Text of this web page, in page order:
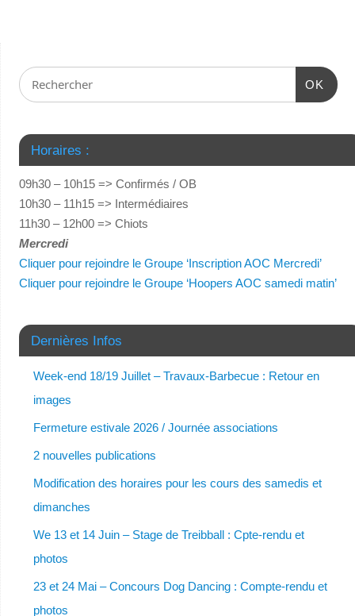
OK
Horaires :
09h30 – 10h15 => Confirmés / OB
10h30 – 11h15 => Intermédiaires
11h30 – 12h00 => Chiots
Mercredi
Cliquer pour rejoindre le Groupe ‘Inscription AOC Mercredi’
Cliquer pour rejoindre le Groupe ‘Hoopers AOC samedi matin’
Dernières Infos
Week-end 18/19 Juillet – Travaux-Barbecue : Retour en
images
Fermeture estivale 2026 / Journée associations
2 nouvelles publications
Modification des horaires pour les cours des samedis et
dimanches
We 13 et 14 Juin – Stage de Treibball : Cpte-rendu et
photos
23 et 24 Mai – Concours Dog Dancing : Compte-rendu et
photos